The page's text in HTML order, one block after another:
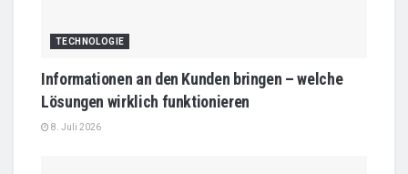
TECHNOLOGIE
Informationen an den Kunden bringen – welche
Lösungen wirklich funktionieren
8. Juli 2026